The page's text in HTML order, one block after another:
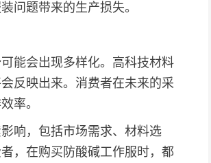
问题带来的生产损失。
能会出现多样化。高科技材料
反映出来。消费者在未来的采
率。
响，包括市场需求、材料选
，在购买防酸碱工作服时，都